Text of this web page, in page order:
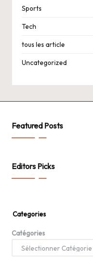
Sports
Tech
tous les article
Uncategorized
Featured Posts
Editors Picks
Categories
Catégories